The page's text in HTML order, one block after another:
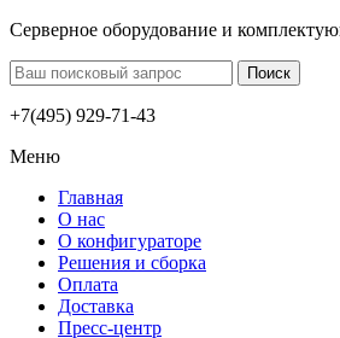
Серверное оборудование и
+7(495) 929-71-43
Меню
Главная
О нас
О конфигураторе
Решения и сборка
Оплата
Доставка
Пресс-центр